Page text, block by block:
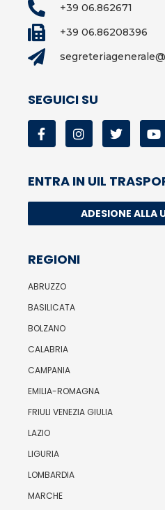
+39 06.862671
+39 06.86208396
SEGUICI SU
ENTRA IN UIL
ADESIONE ALLA
REGIONI
ABRUZZO
BASILICATA
BOLZANO
CALABRIA
CAMPANIA
EMILIA-ROMAGNA
FRIULI VENEZIA GIULIA
LAZIO
LIGURIA
LOMBARDIA
MARCHE